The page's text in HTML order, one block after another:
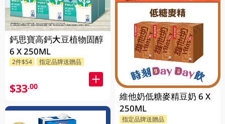
鈣思寶高鈣大豆植物固醇
6 X 250ML
2件$54 指定品牌送贈品
$33.00
維他奶低糖麥精豆奶 6 X
250ML
指定品牌送贈品